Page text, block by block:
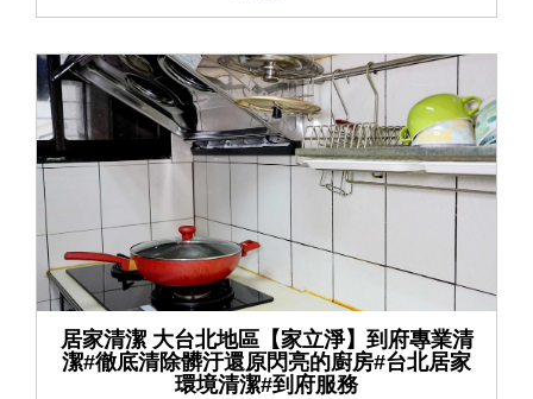
居家清潔 大台北地區【家立淨】到府專業清
潔#徹底清除髒汙還原閃亮的廚房#台北居家
環境清潔#到府服務